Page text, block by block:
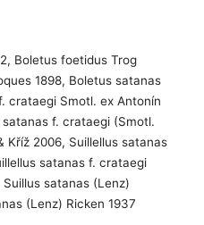
Boletus foetidus Trog
1898, Boletus satanas
crataegi Smotl. ex Antonín
f. crataegi (Smotl.
Kříž 2006, Suillellus satanas
satanas f. crataegi
satanas (Lenz)
(Lenz) Ricken 1937